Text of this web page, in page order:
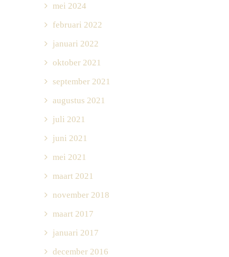
mei 2024
februari 2022
januari 2022
oktober 2021
september 2021
augustus 2021
juli 2021
juni 2021
mei 2021
maart 2021
november 2018
maart 2017
januari 2017
december 2016